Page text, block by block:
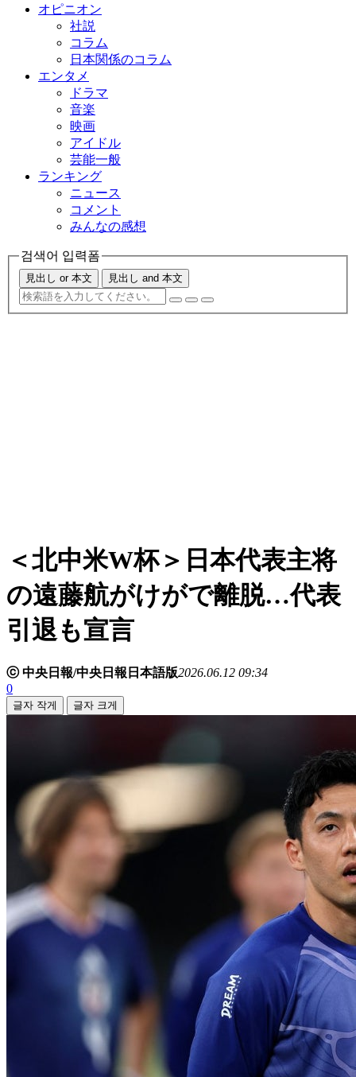
オピニオン
社説
コラム
日本関係のコラム
エンタメ
ドラマ
音楽
映画
アイドル
芸能一般
ランキング
ニュース
コメント
みんなの感想
검색어 입력폼
見出し or 本文 見出し and 本文
＜北中米W杯＞日本代表主将
の遠藤航がけがで離脱…代表
引退も宣言
ⓒ 中央日報/中央日報日本語版2026.06.12 09:34
0
글자 작게 글자 크게